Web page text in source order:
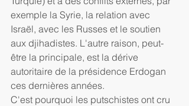
exemple la Syrie, la relation avec
Israël, avec les Russes et le soutien
aux djihadistes. L'autre raison, peut-
être la principale, est la dérive
autoritaire de la présidence Erdogan
ces dernières années.
C'est pourquoi les putschistes ont cru